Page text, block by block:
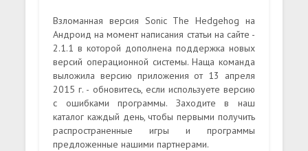
Взломанная версия Sonic The Hedgehog на
Андроид на момент написания статьи на сайте -
2.1.1 в которой дополнена поддержка новых
версий операционной системы. Наща команда
выложила версию приложения от 13 апреля
2015 г. - обновитесь, если используете версию
с ошибками программы. Заходите в наш
каталог каждый день, чтобы первыми получить
распространенные игры и программы
предложенные нашими партнерами.